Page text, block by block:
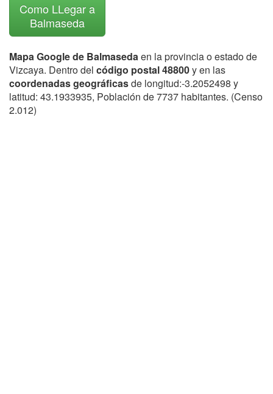
Como LLegar a
Balmaseda
Mapa Google de Balmasedaen la provincia o estado de
Vizcaya. Dentro del código postal 48800y en las
coordenadas geográficasde longitud:-3.2052498 y
latitud: 43.1933935, Población de 7737 habitantes. (Censo
2.012)